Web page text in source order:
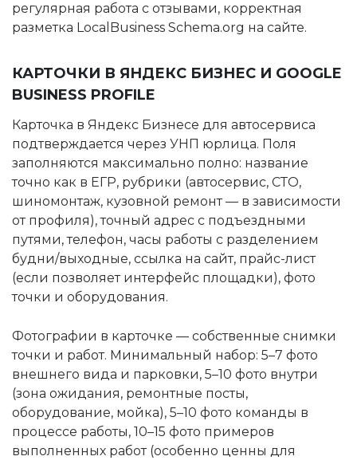
регулярная работа с отзывами, корректная
разметка LocalBusiness Schema.org на сайте.
КАРТОЧКИ В ЯНДЕКС БИЗНЕС И GOOGLE
BUSINESS PROFILE
Карточка в Яндекс Бизнесе для автосервиса
подтверждается через УНП юрлица. Поля
заполняются максимально полно: название
точно как в ЕГР, рубрики (автосервис, СТО,
шиномонтаж, кузовной ремонт — в зависимости
от профиля), точный адрес с подъездными
путями, телефон, часы работы с разделением
будни/выходные, ссылка на сайт, прайс-лист
(если позволяет интерфейс площадки), фото
точки и оборудования.
Фотографии в карточке — собственные снимки
точки и работ. Минимальный набор: 5–7 фото
внешнего вида и парковки, 5–10 фото внутри
(зона ожидания, ремонтные посты,
оборудование, мойка), 5–10 фото команды в
процессе работы, 10–15 фото примеров
выполненных работ (особенно ценны для